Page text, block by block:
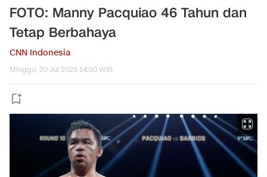
FOTO: Manny Pacquiao 46 Tahun dan
Tetap Berbahaya
CNN Indonesia
Minggu, 20 Jul 2025 14:50 WIB